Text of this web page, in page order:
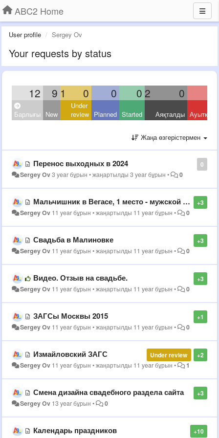
ABC2 Home
User profile Sergey Ov
Your requests by status
12 9 1 0 0 0 2 0
Барлығы New
Under
review Planned Started Аяқталды
Жаңа өзгерістермен
0
Перенос выходных в 2024
Sergey Ov3 year бұрын •жаңартылды3 year бұрын • 0
+3
Мальчишник в Вегасе, 1 место - мужской рейтинг
Sergey Ov 11 year бұрын •жаңартылды 11 year бұрын • 0
+3
Свадьба в Малиновке
Sergey Ov 11 year бұрын •жаңартылды 11 year бұрын • 0
+3
Видео. Отзыв на свадьбе.
Sergey Ov 11 year бұрын •жаңартылды 11 year бұрын • 0
+1
ЗАГСы Москвы 2015
Sergey Ov 11 year бұрын •жаңартылды 11 year бұрын • 0
+2
Under review
Измайловский ЗАГС
Sergey Ov 11 year бұрын •жаңартылды 11 year бұрын • 1
+3
Смена дизайна свадебного раздела сайта
Sergey Ov 13 year бұрын • 0
+10
Календарь праздников